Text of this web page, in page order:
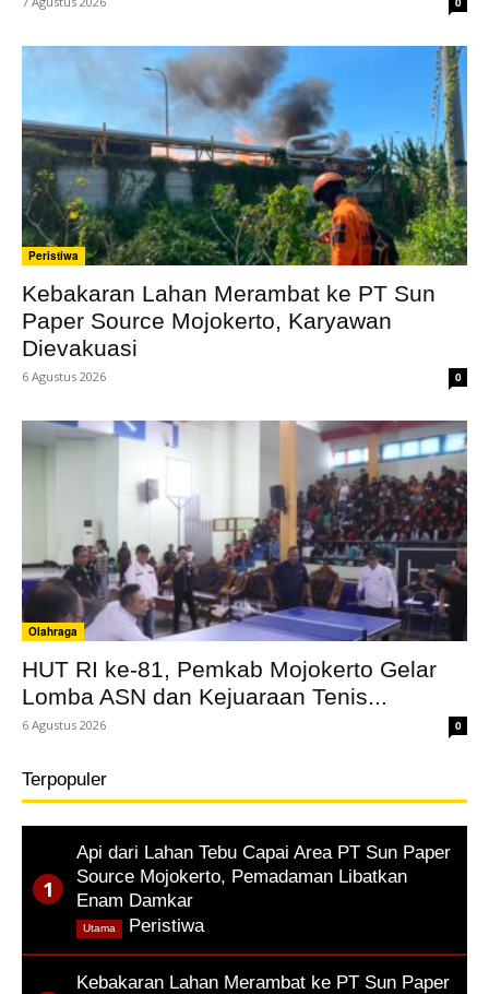
Peristiwa
Kebakaran Lahan Merambat ke PT Sun
Paper Source Mojokerto, Karyawan
Dievakuasi
6 Agustus 2026 0
Olahraga
HUT RI ke-81, Pemkab Mojokerto Gelar
Lomba ASN dan Kejuaraan Tenis...
6 Agustus 2026 0
Terpopuler
Api dari Lahan Tebu Capai Area PT Sun Paper
Source Mojokerto, Pemadaman Libatkan
Enam Damkar
Peristiwa
Utama
Kebakaran Lahan Merambat ke PT Sun Paper